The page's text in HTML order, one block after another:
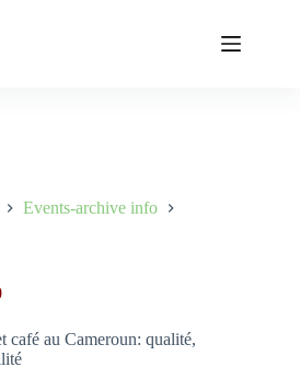
Events-archive info
café au Cameroun: qualité,